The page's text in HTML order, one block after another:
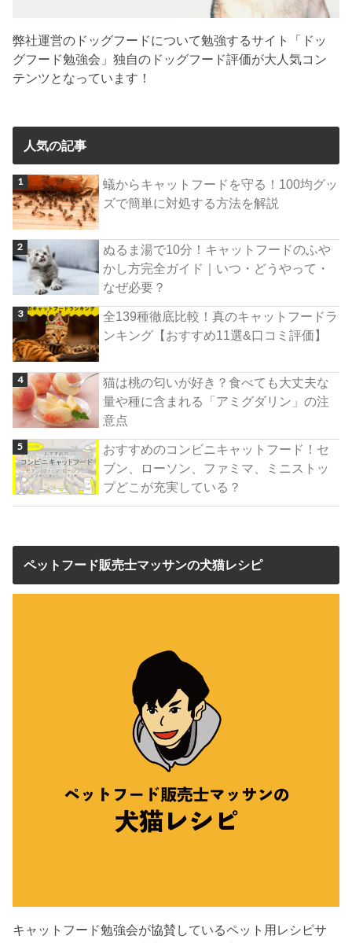
弊社運営のドッグフードについて勉強するサイト「ドッ
グフード勉強会」独自のドッグフード評価が大人気コン
テンツとなっています！
人気の記事
蟻からキャットフードを守る！100均グッ
ズで簡単に対処する方法を解説
ぬるま湯で10分！キャットフードのふや
かし方完全ガイド｜いつ・どうやって・
なぜ必要？
全139種徹底比較！真のキャットフードラ
ンキング【おすすめ11選&口コミ評価】
猫は桃の匂いが好き？食べても大丈夫な
量や種に含まれる「アミグダリン」の注
意点
おすすめのコンビニキャットフード！セ
ブン、ローソン、ファミマ、ミニストッ
プどこが充実している？
ペットフード販売士マッサンの犬猫レシピ
キャットフード勉強会が協賛しているペット用レシピサ